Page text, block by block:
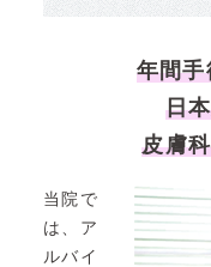
年間手
日
皮膚
当院で
は、ア
ルバイ